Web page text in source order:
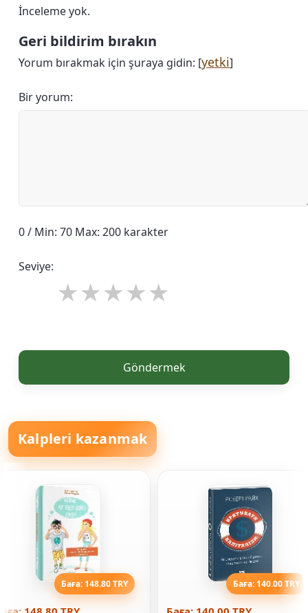
İnceleme yok.
Geri bildirim bırakın
Yorum bırakmak için şuraya gidin: [yetki]
Bir yorum:
0 / Min: 70 Max: 200 karakter
Seviye:
Göndermek
Kalpleri kazanmak
Баға: 148.80 TRY Баға: 140.00 TRY